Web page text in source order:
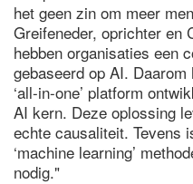
het geen zin om meer
Greifeneder, oprichter en
hebben organisaties een
gebaseerd op AI.
‘all-in-one’ platform
AI kern. Deze oplossing
echte causaliteit. Tevens
‘machine learning’
nodig."